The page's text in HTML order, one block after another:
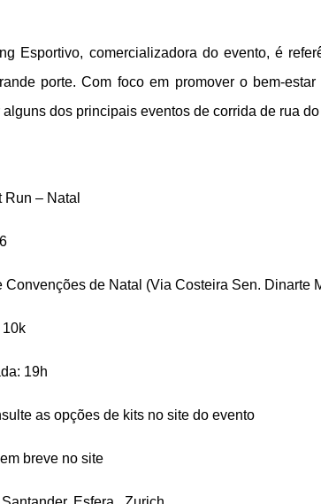
Esportivo, comercializadora do evento, é
porte. Com foco em promover o bem-
dos principais eventos de corrida de rua
– Natal
Convenções de Natal (Via Costeira Sen. Dinarte
10k
19h
as opções de kits no site do evento
breve no site